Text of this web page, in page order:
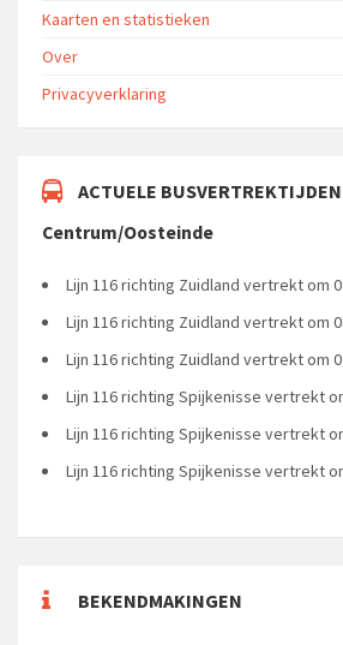
Kaarten en statistieken
Over
Privacyverklaring
ACTUELE BUSVERTREKTIJDEN
Centrum/Oosteinde
Lijn 116 richting Zuidland vertrekt om
Lijn 116 richting Zuidland vertrekt om
Lijn 116 richting Zuidland vertrekt om
Lijn 116 richting Spijkenisse vertrekt
Lijn 116 richting Spijkenisse vertrekt
Lijn 116 richting Spijkenisse vertrekt
BEKENDMAKINGEN